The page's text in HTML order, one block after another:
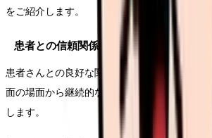
をご紹介します。
患者との信頼関係構築
患者さんとの良好な関係性は、円滑な診療の
面の場面から継続的なケアまで、信頼を築く
します。